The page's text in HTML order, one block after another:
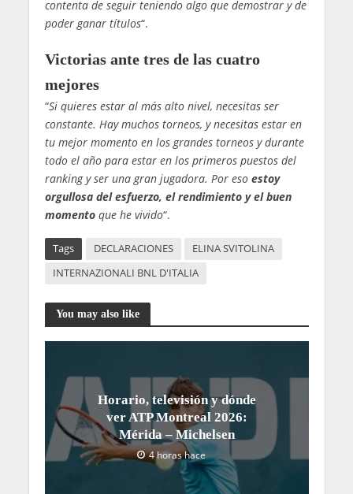
contenta de seguir teniendo algo que demostrar y de
poder ganar títulos“.
Victorias ante tres de las cuatro
mejores
“Si quieres estar al más alto nivel, necesitas ser
constante. Hay muchos torneos, y necesitas estar en
tu mejor momento en los grandes torneos y durante
todo el año para estar en los primeros puestos del
ranking y ser una gran jugadora. Por eso estoy
orgullosa del esfuerzo, el rendimiento y el buen
momentoque he vivido“.
Tags DECLARACIONES
ELINA SVITOLINA
INTERNAZIONALI BNL D'ITALIA
You may also like
Horario, televisión y dónde
ver ATP Montreal 2026:
Mérida – Michelsen
4 horas hace